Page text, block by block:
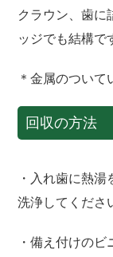
クラウン、歯に
ッジでも結構で
＊金属のついて
回収の方法
・入れ歯に熱
洗浄してくださ
・備え付けの